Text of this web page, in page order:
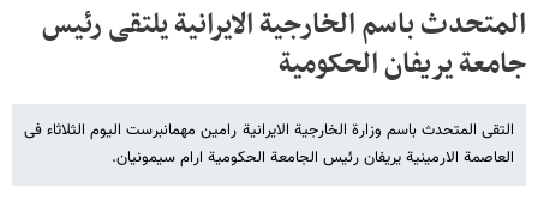
المتحدث باسم الخارجیة الایرانیة یلتقی رئیس
جامعة یریفان الحکومیة
التقی المتحدث باسم وزارة الخارجیة الایرانیة رامین مهمانبرست الیوم الثلاثاء فی
العاصمة الارمینیة یریفان رئیس الجامعة الحکومیة ارام سیمونیان.